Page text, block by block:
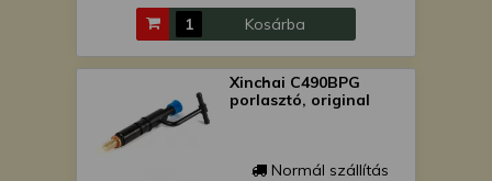
Kosárba
Xinchai C490BPG
porlasztó, original
Normál szállítás